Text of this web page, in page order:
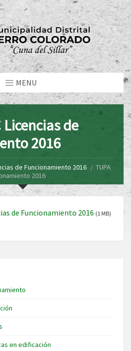
MENU
Licencias de
2016
de Funcionamiento 2016
TUPA
2016
de Funcionamiento 2016 (1 MB)
en edificación